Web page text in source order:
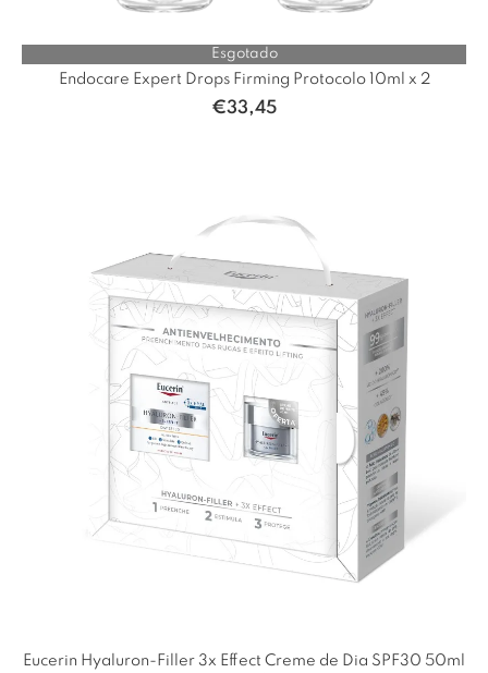
Esgotado
Endocare Expert Drops Firming Protocolo 10ml x 2
€33,45
Eucerin Hyaluron-Filler 3x Effect Creme de Dia SPF30 50ml